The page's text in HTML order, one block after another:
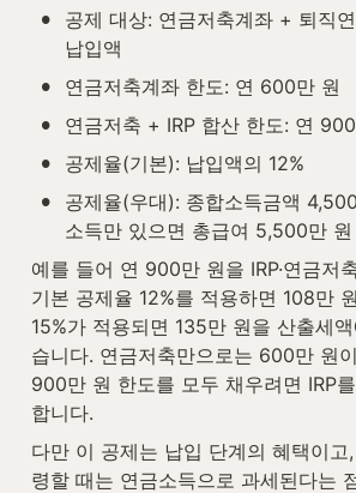
•
공제 대상: 연금저축계좌 + 퇴직
납입액
• 연금저축계좌 한도: 연 600만 원
• 연금저축 + IRP 합산 한도: 연
• 공제율(기본): 납입액의 12%
•
공제율(우대): 종합소득금액
소득만 있으면 총급여 5,500만
예를 들어 연 900만 원을 IRP·연금저
기본 공제율 12%를 적용하면 108만
15%가 적용되면 135만 원을 산출세
습니다. 연금저축만으로는 600만 원
900만 원 한도를 모두 채우려면 IRP
합니다.
다만 이 공제는 납입 단계의 혜택이고
령할 때는 연금소득으로 과세된다는